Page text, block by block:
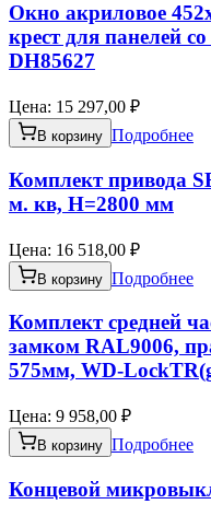
Окно акриловое
крест для панелей
DH85627
Цена: 15 297,00 ₽
В корзину Подробнее
Комплект привода
м. кв, Н=2800 мм
Цена: 16 518,00 ₽
В корзину Подробнее
Комплект средней
замком RAL9006,
575мм, WD-
Цена: 9 958,00 ₽
В корзину Подробнее
Концевой